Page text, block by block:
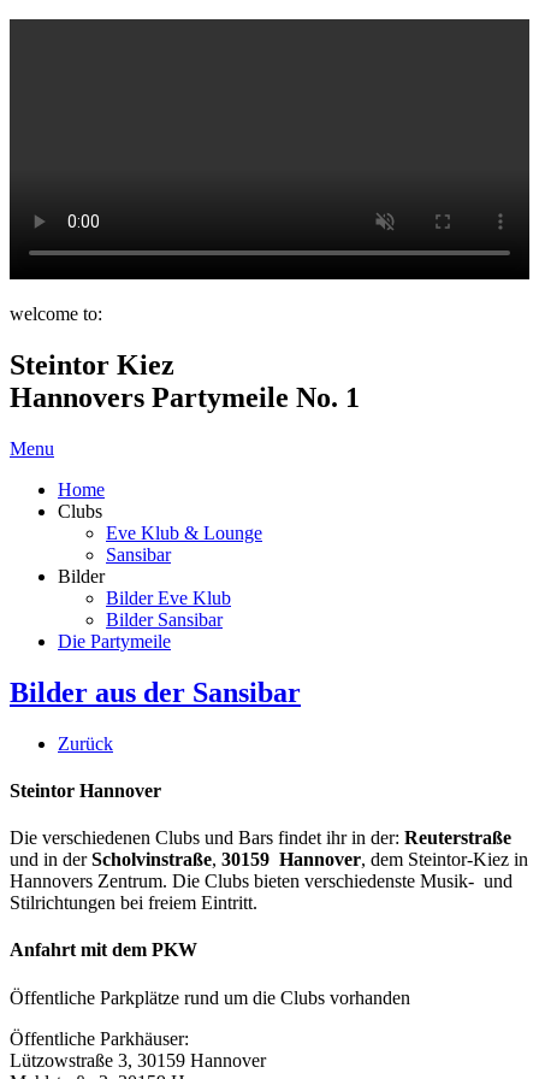
welcome to:
Steintor Kiez
Hannovers Partymeile No. 1
Menu
Home
Clubs
Eve Klub & Lounge
Sansibar
Bilder
Bilder Eve Klub
Bilder Sansibar
Die Partymeile
Bilder aus der Sansibar
Zurück
Steintor Hannover
Die verschiedenen Clubs und Bars findet ihr in der: Reuterstraße
und in derScholvinstraße, 30159 Hannover, dem Steintor-Kiez in
Hannovers Zentrum. Die Clubs bieten verschiedenste Musik- und
Stilrichtungen bei freiem Eintritt.
Anfahrt mit dem PKW
Öffentliche Parkplätze rund um die Clubs vorhanden
Öffentliche Parkhäuser:
Lützowstraße 3, 30159 Hannover